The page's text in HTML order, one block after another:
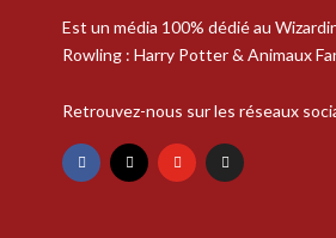
Est un média 100% dédié au
Rowling : Harry Potter & Animaux
Retrouvez-nous sur les réseaux